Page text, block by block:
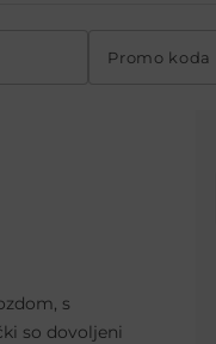
Promo koda
s
so dovoljeni